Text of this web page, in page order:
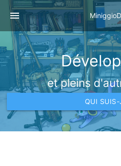
menu
et pleins
QUI SUIS-